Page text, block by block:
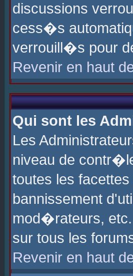
discussions
cess�s
verrouill�s pour
Revenir en haut
Qui sont les
Les
niveau de
toutes les
bannissement
mod�rateurs,
sur tous les
Revenir en haut